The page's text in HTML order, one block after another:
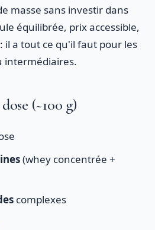
masse sans investir dans
équilibrée, prix accessible,
il a tout ce qu'il faut pour les
intermédiaires.
(~100 g)
(whey concentrée +
complexes